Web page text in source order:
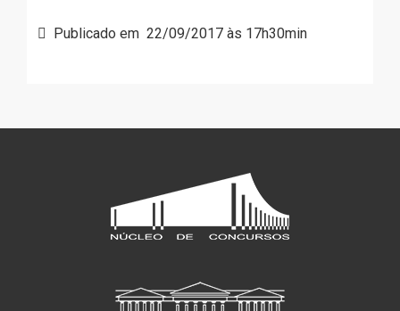
Publicado em 22/09/2017 às 17h30min